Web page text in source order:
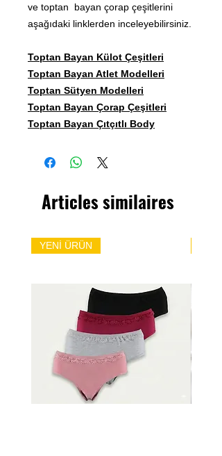
ve toptan bayan çorap çeşitlerini
aşağıdaki linklerden inceleyebilirsiniz.
Toptan Bayan Külot Çeşitleri
Toptan Bayan Atlet Modelleri
Toptan Sütyen Modelleri
Toptan Bayan Çorap Çeşitleri
Toptan Bayan Çıtçıtlı Body
Articles similaires
YENİ ÜRÜN